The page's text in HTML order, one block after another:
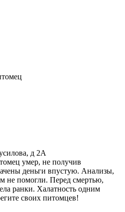
д 2А
умер, не получив
деньги впустую. Анализы,
не помогли. Перед смертью,
ранки. Халатность одним
своих питомцев!